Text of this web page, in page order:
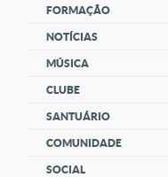
FORMAÇÃO
NOTÍCIAS
MÚSICA
CLUBE
SANTUÁRIO
COMUNIDADE
SOCIAL